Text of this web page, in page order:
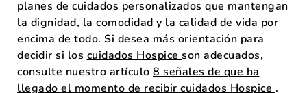
planes de cuidados personalizados que mantengan
la dignidad, la comodidad y la calidad de vida por
encima de todo. Si desea más orientación para
decidir si los cuidados Hospice son adecuados,
consulte nuestro artículo 8 señales de que ha
llegado el momento de recibir cuidados Hospice .